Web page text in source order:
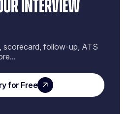
INTERVIEW
scorecard, follow-up, ATS
for Free